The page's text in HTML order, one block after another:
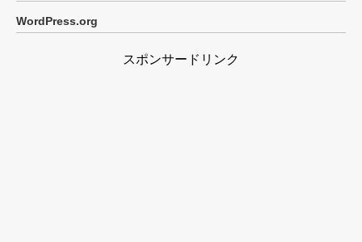
WordPress.org
スポンサードリンク